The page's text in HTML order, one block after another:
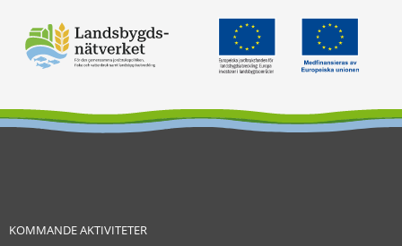
KOMMANDE AKTIVITETER